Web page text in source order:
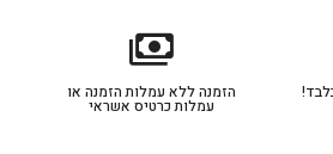
payments
הזמנה ללא עמלות הזמנה או
עמלות כרטיס אשראי